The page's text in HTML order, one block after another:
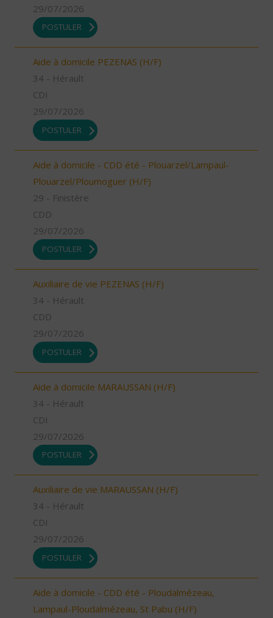
29/07/2026
POSTULER
Aide à domicile PEZENAS (H/F)
34 - Hérault
CDI
29/07/2026
POSTULER
Aide à domicile - CDD été - Plouarzel/Lampaul-
Plouarzel/Ploumoguer (H/F)
29 - Finistère
CDD
29/07/2026
POSTULER
Auxiliaire de vie PEZENAS (H/F)
34 - Hérault
CDD
29/07/2026
POSTULER
Aide à domicile MARAUSSAN (H/F)
34 - Hérault
CDI
29/07/2026
POSTULER
Auxiliaire de vie MARAUSSAN (H/F)
34 - Hérault
CDI
29/07/2026
POSTULER
Aide à domicile - CDD été - Ploudalmézeau,
Lampaul-Ploudalmézeau, St Pabu (H/F)